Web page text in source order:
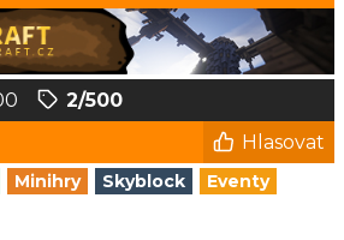
2/500
Hlasovat
Minihry Skyblock Eventy